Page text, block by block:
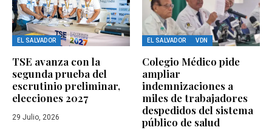
EL SALVADOR
TSE avanza con la
segunda prueba del
escrutinio preliminar,
elecciones 2027
29 Julio, 2026
EL SALVADOR VDN
Colegio Médico pide
ampliar
indemnizaciones a
miles de trabajadores
despedidos del sistema
público de salud